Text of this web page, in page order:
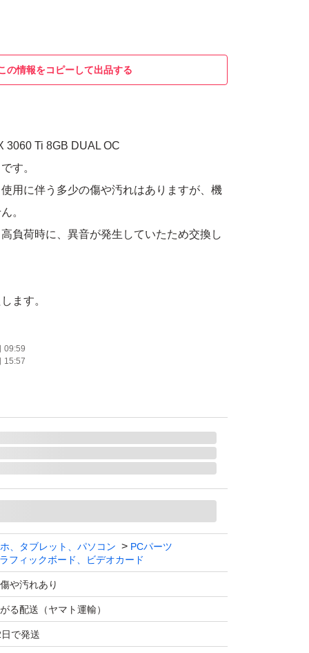
の情報をコピーして出品する
3060 Ti 8GB DUAL OC
す。
用に伴う多少の傷や汚れはありますが、機
。
負荷時に、異音が発生していたため交換し
ます。
09:59
15:57
、タブレット、パソコン
PCパーツ
フィックボード、ビデオカード
や汚れあり
る配送（ヤマト運輸）
で発送